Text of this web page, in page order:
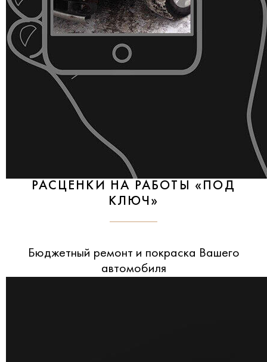
РАСЦЕНКИ НА РАБОТЫ «ПОД
КЛЮЧ»
Бюджетный ремонт и покраска Вашего
автомобиля